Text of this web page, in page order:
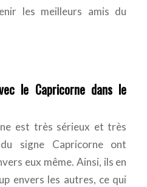
les meilleurs amis du
le Capricorne dans le
est très sérieux et très
signe Capricorne ont
eux même. Ainsi, ils en
envers les autres, ce qui